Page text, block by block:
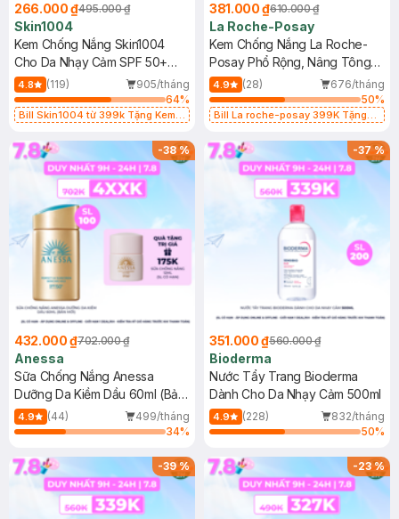
266.000 ₫495.000 ₫
Skin1004
Kem Chống Nắng Skin1004
Cho Da Nhạy Cảm SPF 50+
50ml
4.8 (119)
905/tháng
64%
Bill Skin1004 từ 399k Tặng Kem
SPF 50+ 20ml (SL Có Hạn)
381.000 ₫610.000 ₫
La Roche-Posay
Kem Chống Nắng La Roche-
Posay Phổ Rộng, Nâng Tông
Kiềm Dầu 50ml
4.9 (28)
676/tháng
50%
Bill La roche-posay 399K Tặng
(SL có hạn)
-38%
432.000 ₫702.000 ₫
Anessa
Sữa Chống Nắng Anessa
Dưỡng Da Kiềm Dầu 60ml (Bản
Mới)
4.9 (44)
499/tháng
34%
-37%
351.000 ₫560.000 ₫
Bioderma
Nước Tẩy Trang Bioderma
Dành Cho Da Nhạy Cảm 500ml
4.9 (228)
832/tháng
50%
-39% -23%